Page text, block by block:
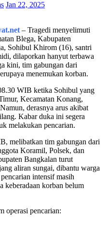
Jan 22, 2025
– Tragedi menyelimuti
Blega, Kabupaten
Sohibul Khirom (16), santri
dilaporkan hanyut terbawa
kini, tim gabungan dari
menemukan korban.
WIB ketika Sohibul yang
Kecamatan Konang,
derasnya arus akibat
Kabar duka ini segera
melakukan pencarian.
melibatkan tim gabungan dari
Koramil, Polsek, dan
Bangkalan turut
aliran sungai, dibantu warga
intensif masih
keberadaan korban belum
operasi pencarian: